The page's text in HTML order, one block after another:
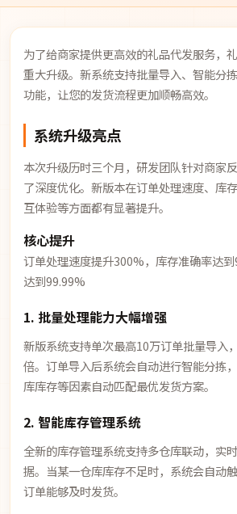
为了给商家提供更高效的礼品代发服务，
重大升级。新系统支持批量导入、智能分
功能，让您的发货流程更加顺畅高效。
系统升级亮点
本次升级历时三个月，研发团队针对商家
了深度优化。新版本在订单处理速度、库
互体验等方面都有显著提升。
核心提升
订单处理速度提升300%，库存准确率达
达到99.99%
1. 批量处理能力大幅增强
新版系统支持单次最高10万订单批量导入
倍。订单导入后系统会自动进行智能分拣
库库存等因素自动匹配最优发货方案。
2. 智能库存管理系统
全新的库存管理系统支持多仓库联动，实
据。当某一仓库库存不足时，系统会自动
订单能够及时发货。